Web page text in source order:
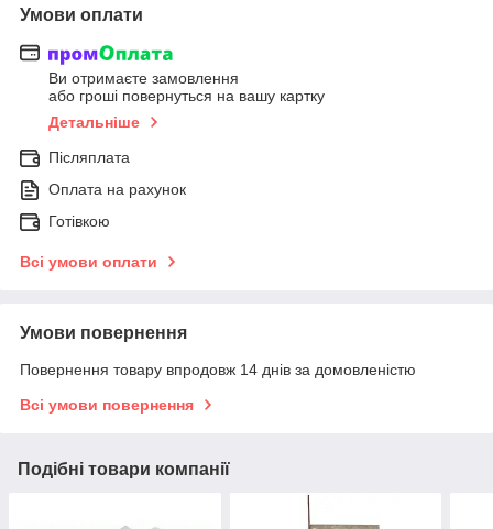
Умови оплати
Ви отримаєте замовлення
або гроші повернуться на вашу картку
Детальніше
Післяплата
Оплата на рахунок
Готівкою
Всі умови оплати
Умови повернення
Повернення товару впродовж 14 днів за домовленістю
Всі умови повернення
Подібні товари компанії